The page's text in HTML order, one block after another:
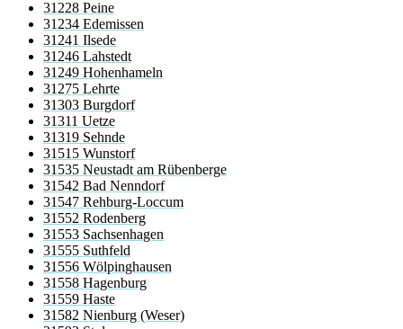
31228 Peine
31234 Edemissen
31241 Ilsede
31246 Lahstedt
31249 Hohenhameln
31275 Lehrte
31303 Burgdorf
31311 Uetze
31319 Sehnde
31515 Wunstorf
31535 Neustadt am Rübenberge
31542 Bad Nenndorf
31547 Rehburg-Loccum
31552 Rodenberg
31553 Sachsenhagen
31555 Suthfeld
31556 Wölpinghausen
31558 Hagenburg
31559 Haste
31582 Nienburg (Weser)